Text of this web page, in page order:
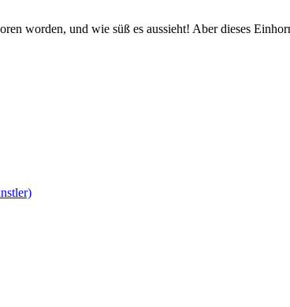
worden, und wie süß es aussieht! Aber dieses